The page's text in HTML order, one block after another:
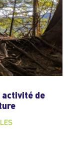
activité de